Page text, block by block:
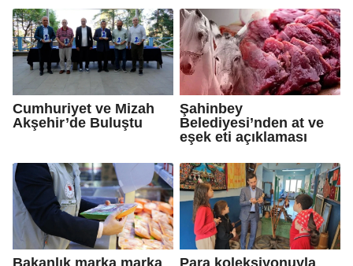
Cumhuriyet ve Mizah
Akşehir’de Buluştu
Şahinbey
Belediyesi’nden at ve
eşek eti açıklaması
Bakanlık marka marka
Para koleksiyonuyla